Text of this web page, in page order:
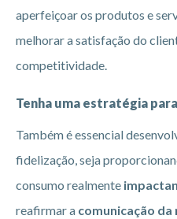
aperfeiçoar os produtos e
melhorar a satisfação do
competitividade.
Tenha uma estratégia
Também é essencial
fidelização, seja
consumo realmente
reafirmar a comunicação da